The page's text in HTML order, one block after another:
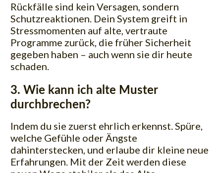
Rückfälle sind kein Versagen, sondern
Schutzreaktionen. Dein System greift in
Stressmomenten auf alte, vertraute
Programme zurück, die früher Sicherheit
gegeben haben – auch wenn sie dir heute
schaden.
3. Wie kann ich alte Muster
durchbrechen?
Indem du sie zuerst ehrlich erkennst. Spüre,
welche Gefühle oder Ängste
dahinterstecken, und erlaube dir kleine neue
Erfahrungen. Mit der Zeit werden diese